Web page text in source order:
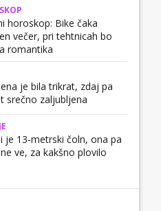
horoskop: Bike čaka
večer, pri tehtnicah bo
romantika
je bila trikrat, zdaj pa
srečno zaljubljena
je 13-metrski čoln, ona pa
ve, za kakšno plovilo